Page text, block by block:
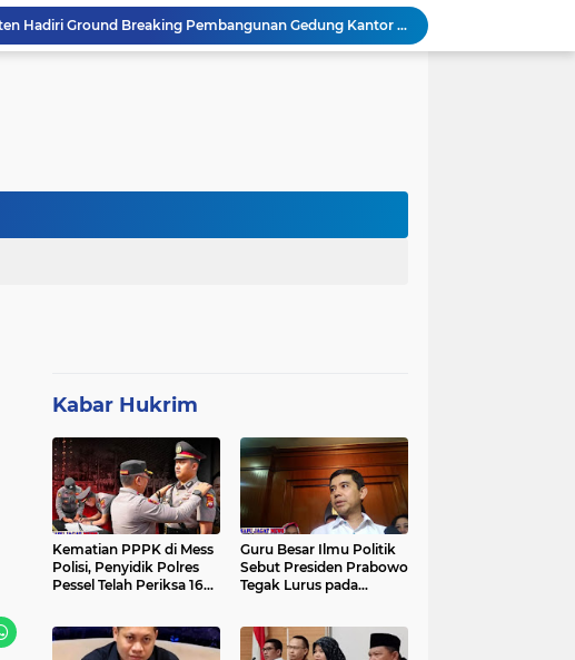
Kapolda Banten Hadiri Ground Breaking Pembangunan Gedung Kantor DPD RI di Ibu Kota Provinsi Banten
ORMAS GAIB 212 DPC LEBAK AKSI DAMAI TUNTUT AUDIT ANGGARAN DAN EVALUASI 50 ANGGOTA DPRD
Patroli Malam dan Pengamanan Voli, Koramil Bulukerto Jaga Kondusivitas Wilayah
Kabar Hukrim
Kematian PPPK di Mess
Polisi, Penyidik Polres
Pessel Telah Periksa 16
Guru Besar Ilmu Politik
Sebut Presiden Prabowo
Tegak Lurus pada
Hukum